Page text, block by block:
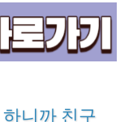
니까 친구